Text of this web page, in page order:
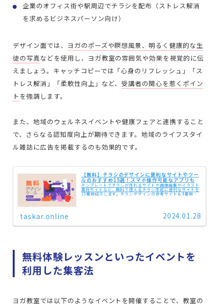
企業のオフィス街や駅周辺でチラシを配布（ストレス解消
を求めるビジネスパーソン向け）
デザイン面では、 ヨガのポーズや瞑想風景、明るく健康的な生
徒の写真などを使用し、ヨガ教室の雰囲気や効果を視覚的に伝
えましょう。キャッチコピーでは「心身のリフレッシュ」「ス
トレス解消」「柔軟性向上」など、 受講者の関心を惹くポイン
ト を強調します。
また、地域のウェルネスイベントや健康フェアと連携すること
で、さらなる認知度向上が期待できます。地域のライフスタイ
ル雑誌に広告を掲載するのも効果的です。
【無料】チラシのデザインに便利なサイトやツー
ルのおすすめ15選！スマホ操作可能なアプリも
テンプレートでチラシが作れるサイトや画像編集やイラスト
素材サイトなど、無料で使えるチラシ作成に便利なサイトを
15種類紹介します。チラシデザインの参考サイトも4種類載
taskar.online 2024.01.28
無料体験レッスンといったイベントを
利用した集客法
ヨガ教室では以下のようなイベントを開催することで、教室の